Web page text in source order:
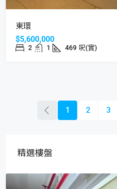
東環
$5,600,000
2 1 469 呎(實)
1 2 3
精選樓盤